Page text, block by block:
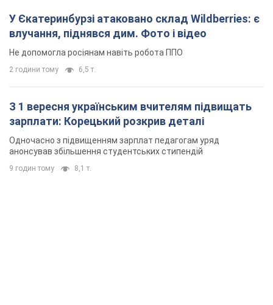
У Єкатеринбурзі атаковано склад Wildberries: є
влучання, піднявся дим. Фото і відео
Не допомогла росіянам навіть робота ППО
2 години тому 6,5 т.
З 1 вересня українським вчителям підвищать
зарплати: Корецький розкрив деталі
Одночасно з підвищенням зарплат педагогам уряд
анонсував збільшення студентських стипендій
9 годин тому 8,1 т.